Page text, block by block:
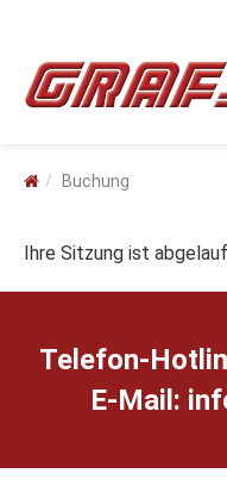
Buchung
Ihre Sitzung ist
Telefon-
E-Mail: